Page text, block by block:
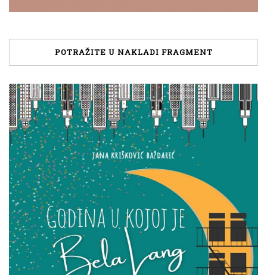
POTRAŽITE U NAKLADI FRAGMENT